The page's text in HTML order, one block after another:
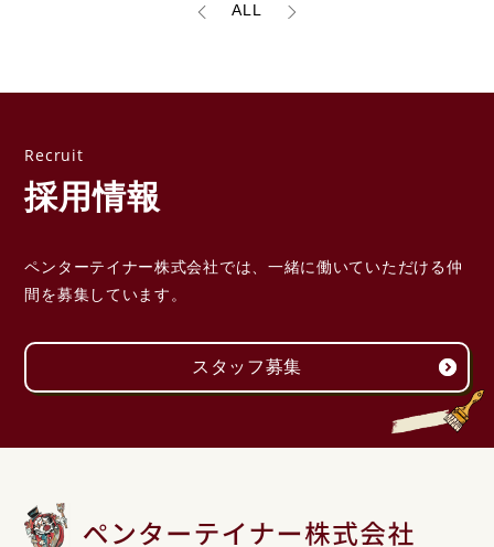
ALL
採用情報
ペンターテイナー株式会社では、一緒に働いていただける仲
間を募集しています。
スタッフ募集